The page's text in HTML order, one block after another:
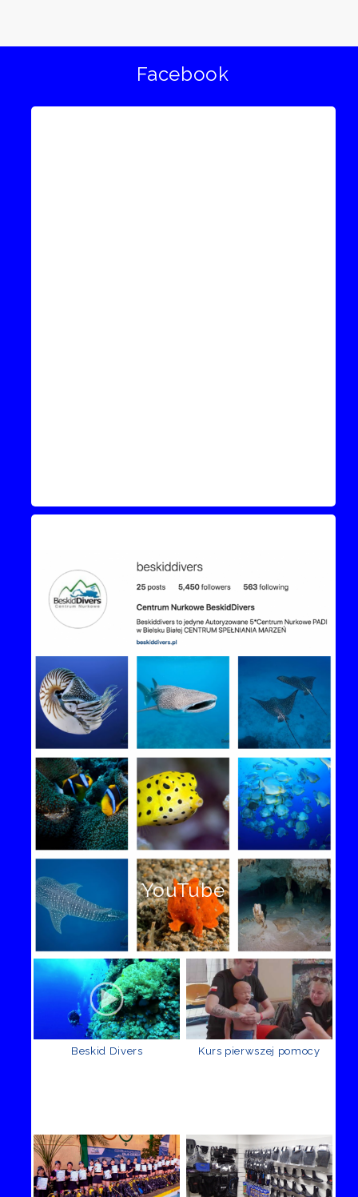
Facebook
YouTube
Beskid Divers Kurs pierwszej pomocy